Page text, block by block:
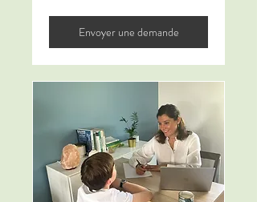
Envoyer une demande